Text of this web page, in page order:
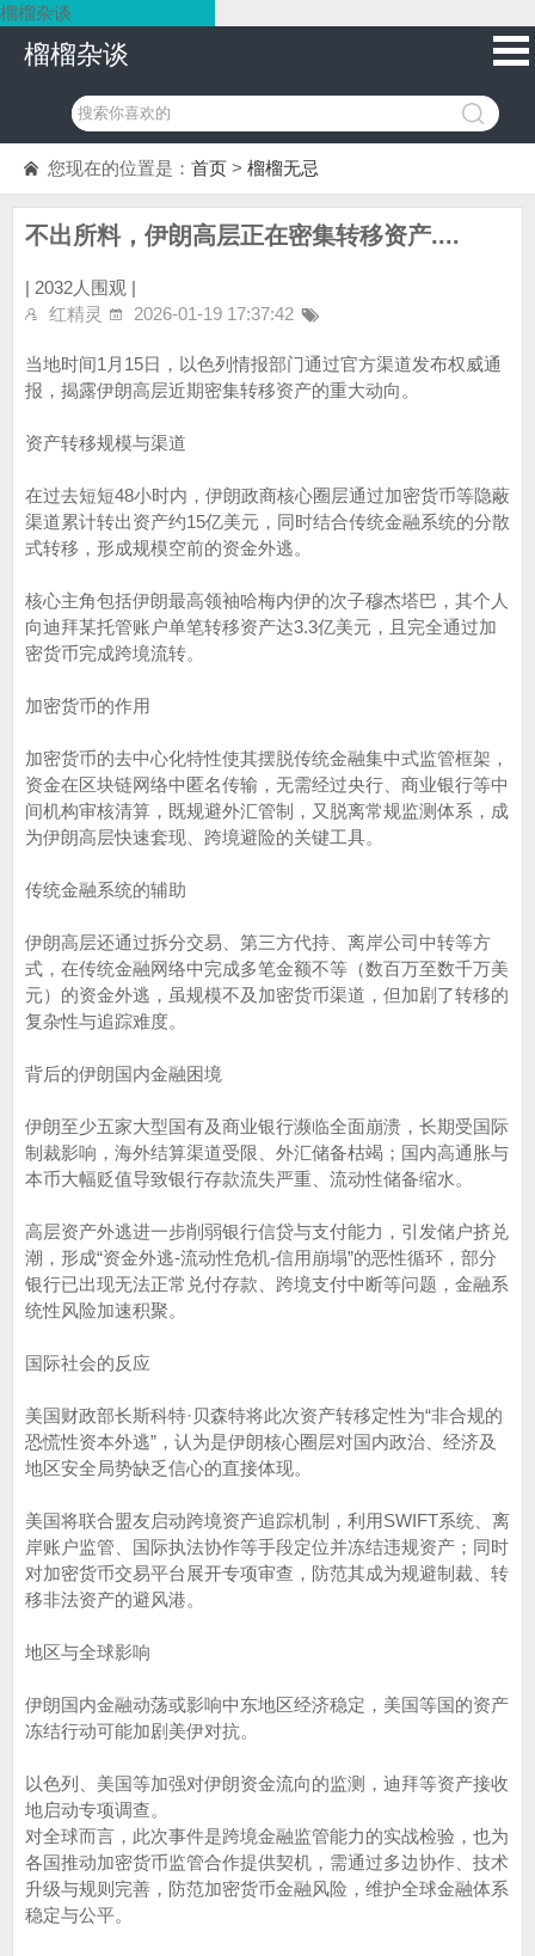
榴榴杂谈
榴榴杂谈
您现在的位置是： 首页 > 榴榴无忌
不出所料，伊朗高层正在密集转移资产....
| 2032人围观 |
红精灵
2026-01-19 17:37:42
当地时间1月15日，以色列情报部门通过官方渠道发布权威通
报，揭露伊朗高层近期密集转移资产的重大动向。
资产转移规模与渠道
在过去短短48小时内，伊朗政商核心圈层通过加密货币等隐蔽
渠道累计转出资产约15亿美元，同时结合传统金融系统的分散
式转移，形成规模空前的资金外逃。
核心主角包括伊朗最高领袖哈梅内伊的次子穆杰塔巴，其个人
向迪拜某托管账户单笔转移资产达3.3亿美元，且完全通过加
密货币完成跨境流转。
加密货币的作用
加密货币的去中心化特性使其摆脱传统金融集中式监管框架，
资金在区块链网络中匿名传输，无需经过央行、商业银行等中
间机构审核清算，既规避外汇管制，又脱离常规监测体系，成
为伊朗高层快速套现、跨境避险的关键工具。
传统金融系统的辅助
伊朗高层还通过拆分交易、第三方代持、离岸公司中转等方
式，在传统金融网络中完成多笔金额不等（数百万至数千万美
元）的资金外逃，虽规模不及加密货币渠道，但加剧了转移的
复杂性与追踪难度。
背后的伊朗国内金融困境
伊朗至少五家大型国有及商业银行濒临全面崩溃，长期受国际
制裁影响，海外结算渠道受限、外汇储备枯竭；国内高通胀与
本币大幅贬值导致银行存款流失严重、流动性储备缩水。
高层资产外逃进一步削弱银行信贷与支付能力，引发储户挤兑
潮，形成“资金外逃-流动性危机-信用崩塌”的恶性循环，部分
银行已出现无法正常兑付存款、跨境支付中断等问题，金融系
统性风险加速积聚。
国际社会的反应
美国财政部长斯科特·贝森特将此次资产转移定性为“非合规的
恐慌性资本外逃”，认为是伊朗核心圈层对国内政治、经济及
地区安全局势缺乏信心的直接体现。
美国将联合盟友启动跨境资产追踪机制，利用SWIFT系统、离
岸账户监管、国际执法协作等手段定位并冻结违规资产；同时
对加密货币交易平台展开专项审查，防范其成为规避制裁、转
移非法资产的避风港。
地区与全球影响
伊朗国内金融动荡或影响中东地区经济稳定，美国等国的资产
冻结行动可能加剧美伊对抗。
以色列、美国等加强对伊朗资金流向的监测，迪拜等资产接收
地启动专项调查。
对全球而言，此次事件是跨境金融监管能力的实战检验，也为
各国推动加密货币监管合作提供契机，需通过多边协作、技术
升级与规则完善，防范加密货币金融风险，维护全球金融体系
稳定与公平。